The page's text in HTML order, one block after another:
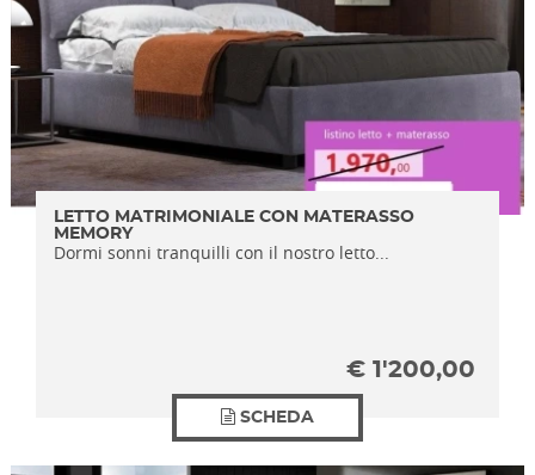
LETTO MATRIMONIALE CON MATERASSO
MEMORY
Dormi sonni tranquilli con il nostro letto...
€ 1'200,00
SCHEDA